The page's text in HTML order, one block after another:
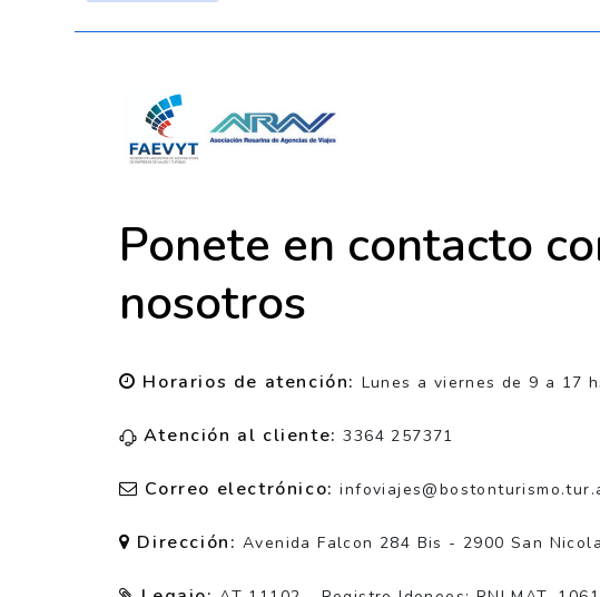
Ponete en contacto
nosotros
Horarios de atención: Lunes a viernes de 9 a 17
Atención al cliente:3364 257371
Correo electrónico:
Dirección:Avenida Falcon 284 Bis - 2900 San